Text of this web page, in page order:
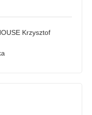
Krzysztof